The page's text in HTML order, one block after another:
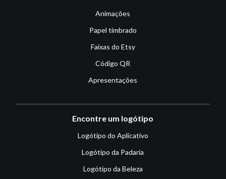
Animações
Papel timbrado
Faixas do Etsy
Código QR
Apresentações
Encontre um logótipo
Logótipo do Aplicativo
Logótipo da Padaria
Logótipo da Beleza